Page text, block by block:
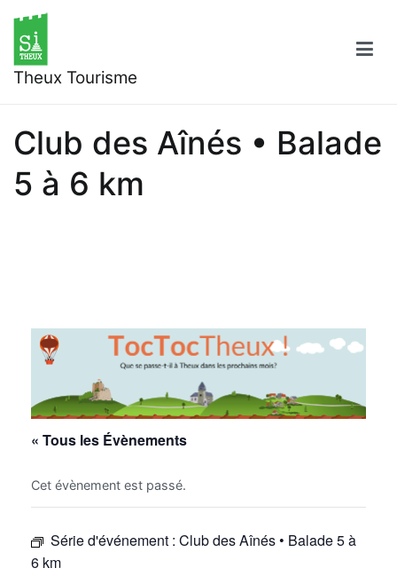
contenu
Theux Tourisme
Club des Aînés • Balade
5 à 6 km
« Tous les Évènements
Cet évènement est passé.
Série d'événement : Club des Aînés • Balade 5 à
6 km